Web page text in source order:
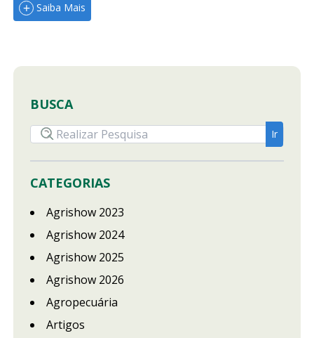
Saiba Mais
BUSCA
CATEGORIAS
Agrishow 2023
Agrishow 2024
Agrishow 2025
Agrishow 2026
Agropecuária
Artigos